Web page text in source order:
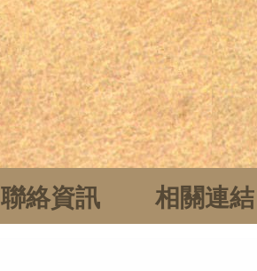
聯絡資訊 相關連結